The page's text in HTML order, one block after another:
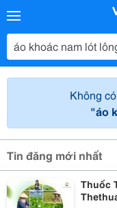
Không
"áo
Tin đăng mới nhất
Thuốc